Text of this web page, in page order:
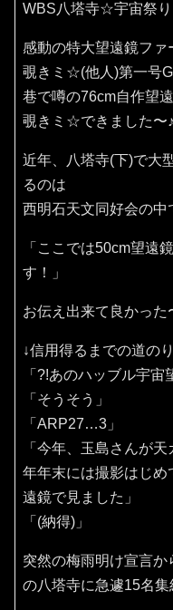
WBS八塔寺☆宇宙祭り
感動の特大望遠鏡ファ
覗きミ☆(他人)第一号
巷で噂の76cm自作望遠
覗きミ☆できました〜
近年、八塔寺(下)で大
るのは
西明石天文同好会の
「ここでは50cm望遠
す！」
お伝え出来て良かっ
↓信用得るまでの道の
「?!あのハッブル宇宙
「そうそう」
「ARP27…3」
「今年、玉島さんが
年年末には撮影はじめ
遠鏡で見ました」
「(納得)」
突然の梅雨明け宣言
の八塔寺に急遽15名集